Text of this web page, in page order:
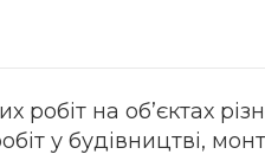
на об’єктах
у будівництві,